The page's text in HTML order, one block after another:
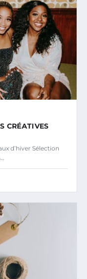
CRÉATIVES
d’hiver Sélection